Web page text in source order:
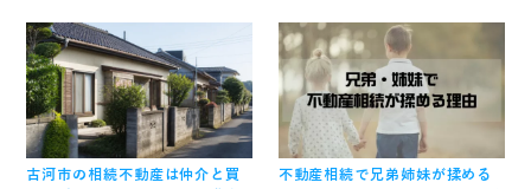
古河市の相続不動産は仲介と買
不動産相続で兄弟姉妹が揉める